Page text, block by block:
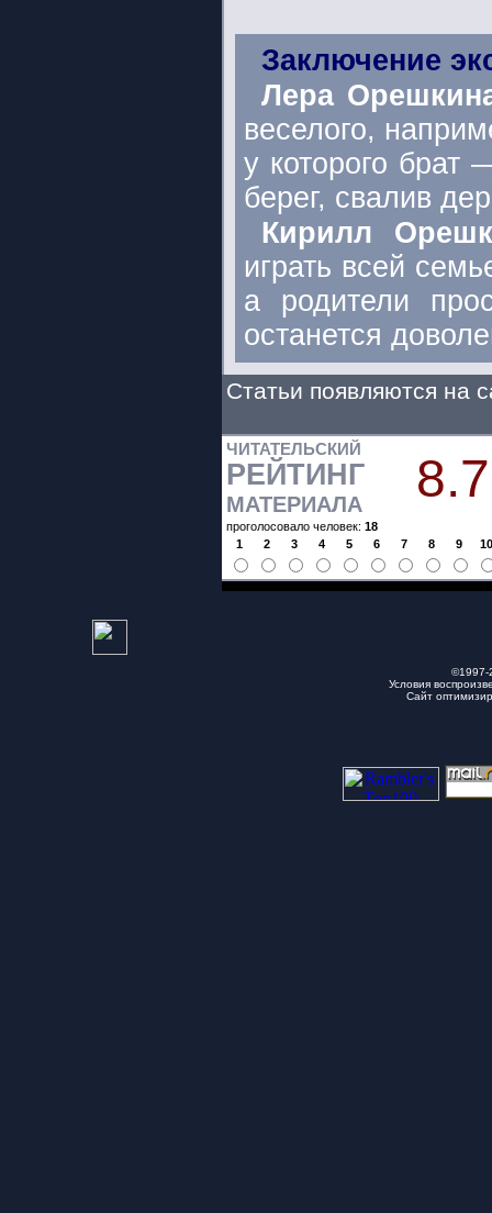
Заключение
Лера
веселого,
у которого брат
берег, свалив
Кирилл
играть всей
а родители
останется
Статьи появляются на
ЧИТАТЕЛЬСКИЙ
РЕЙТИНГ
МАТЕРИАЛА 8.7
проголосовало человек: 18
1
2 3 4 5 6 7 8 9
Условия
Сайт